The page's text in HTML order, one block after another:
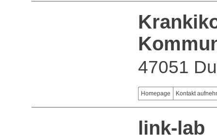
47051
Homepage Kontakt
link-lab